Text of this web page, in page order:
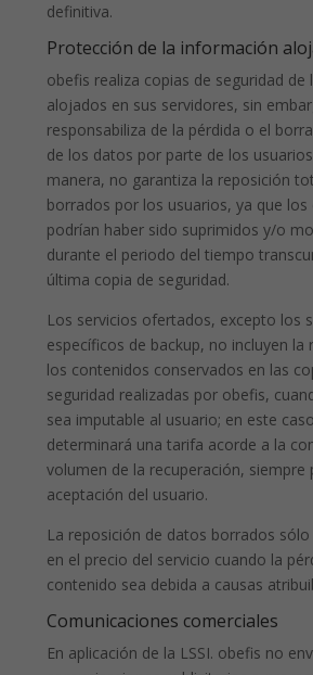
definitiva.
Protección de la información
obefis realiza copias de seguridad de
alojados en sus servidores, sin
responsabiliza de la pérdida o el
de los datos por parte de los
manera, no garantiza la reposición
borrados por los usuarios, ya que
podrían haber sido suprimidos y/o
durante el periodo del tiempo
última copia de seguridad.
Los servicios ofertados, excepto los
específicos de backup, no incluyen la
los contenidos conservados en las
seguridad realizadas por obefis,
sea imputable al usuario; en este
determinará una tarifa acorde a la
volumen de la recuperación, siempre
aceptación del usuario.
La reposición de datos borrados sólo
en el precio del servicio cuando la
contenido sea debida a causas
Comunicaciones comerciales
En aplicación de la LSSI. obefis no